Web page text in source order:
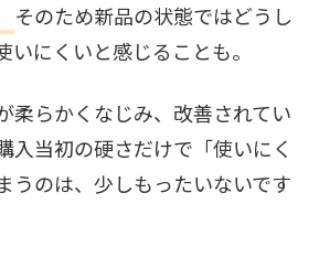
そのため新品の状態ではどうし
いにくいと感じることも。
柔らかくなじみ、改善されてい
入当初の硬さだけで「使いにく
うのは、少しもったいないです